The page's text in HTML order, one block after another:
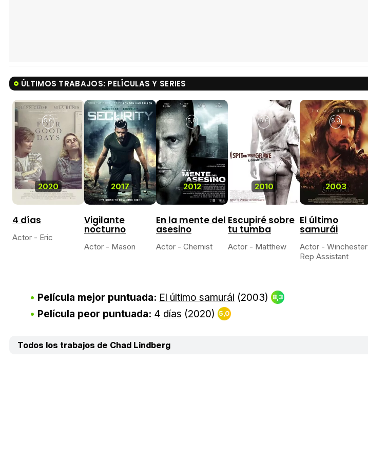
ÚLTIMOS TRABAJOS: PELÍCULAS Y SERIES
2020
5,0
4 días
Actor - Eric
2017
7,0
Vigilante
nocturno
Actor - Mason
2012
5,8
En la mente del
asesino
Actor - Chemist
2010
6,6
Escupiré sobre
tu tumba
Actor - Matthew
2003
8,3
El último
samurái
Actor - Winchester
Rep Assistant
Película mejor puntuada: El último samurái (2003) 8,3
Película peor puntuada: 4 días (2020) 5,0
Todos los trabajos de Chad Lindberg